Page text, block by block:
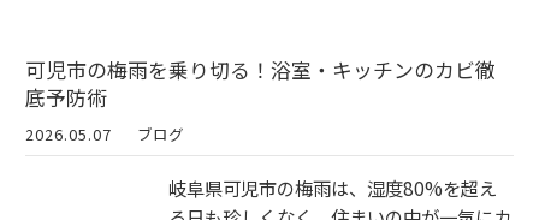
可児市の梅雨を乗り切る！浴室・キッチンのカビ徹
底予防術
2026.05.07 ブログ
岐阜県可児市の梅雨は、湿度80%を超え